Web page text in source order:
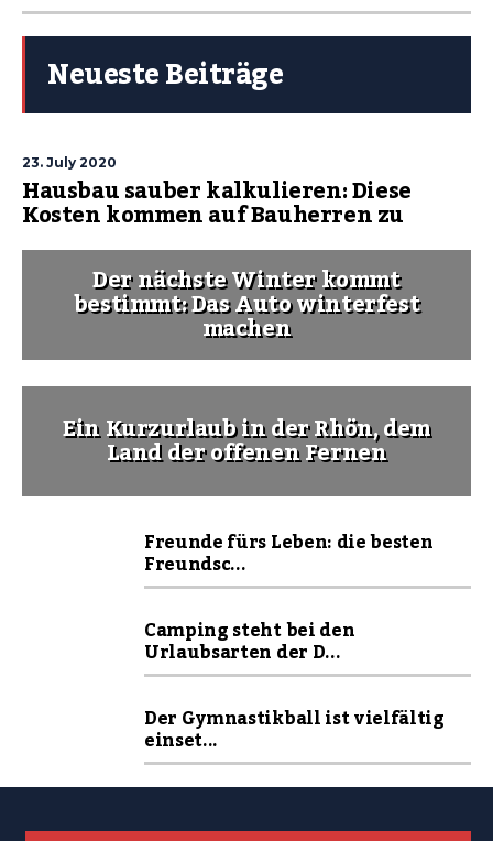
Neueste Beiträge
23. July 2020
Hausbau sauber kalkulieren: Diese
Kosten kommen auf Bauherren zu
Der nächste Winter kommt
bestimmt: Das Auto winterfest
machen
Ein Kurzurlaub in der Rhön, dem
Land der offenen Fernen
Freunde fürs Leben: die besten
Freundsc...
Camping steht bei den
Urlaubsarten der D...
Der Gymnastikball ist vielfältig
einset...